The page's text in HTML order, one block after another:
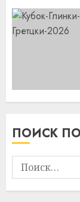
ПОИСК
Найти: